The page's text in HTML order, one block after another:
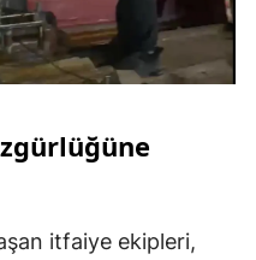
itfaiye ekipleri,